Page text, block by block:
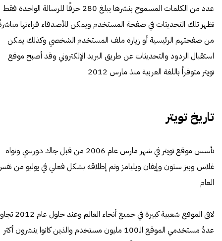
عدد من الكلمات المسموح بنشرها يبلغ 280 حرفًا للرسالة الواحدة فقط
تظهر تلك التحديثات في صفحة المستخدم ويمكن للأصدقاء قراءتها
من صفحتهم الرئيسية أو زيارة ملف المستخدم الشخصي وكذلك يمكن
استقبال الردود والتحديثات عن طريق البريد الإلكتروني وقد أصبح موقع
تويتر متوفراً باللغة العربية منذ مارس 2012
تاريخ تويتر
تأسس موقع تويتر في شهر مارس عام 2006 من قبل جاك دورسي ونواه
غلاس وبيز ستون وإيفان ويليامز وتم إطلاقه بشكل فعلي في يوليو من
العام
لاقى الموقع شعبية كبيرة في جميع أنحاء العالم
عددُ مستخدمي الموقع الـ100 مليون مستخدم والذين كانوا ينشرون أكثر